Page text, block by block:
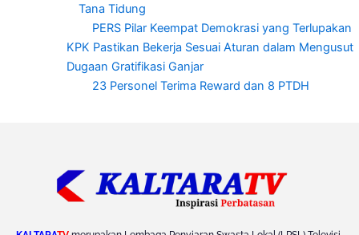
Tana Tidung
PERS Pilar Keempat Demokrasi yang Terlupakan
KPK Pastikan Bekerja Sesuai Aturan dalam Mengusut
Dugaan Gratifikasi Ganjar
23 Personel Terima Reward dan 8 PTDH